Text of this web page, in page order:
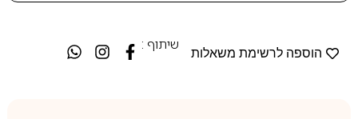
הוספה לרשימת משאלות
שיתוף :